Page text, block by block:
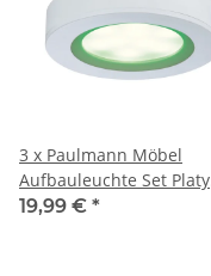
3 x Paulmann Möbel
Aufbauleuchte Set Platy
rund RGB inkl.
19,99 € *